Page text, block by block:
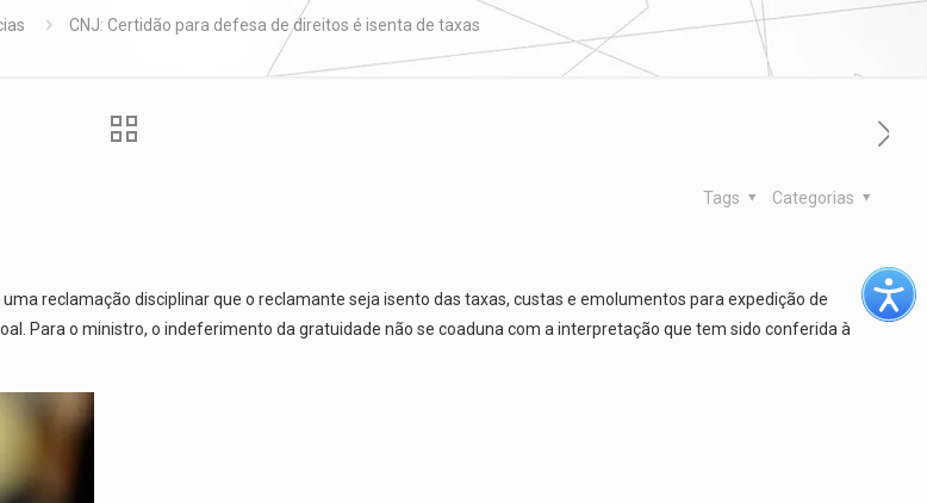
CNJ: Certidão para defesa de direitos é isenta de taxas
Categorias
Tags
reclamação disciplinar que o reclamante seja isento das taxas, custas e emolumentos para expedição de
Para o ministro, o indeferimento da gratuidade não se coaduna com a interpretação que tem sido conferida à